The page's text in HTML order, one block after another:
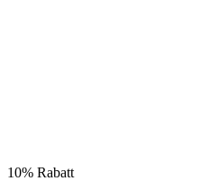
10% Rabatt